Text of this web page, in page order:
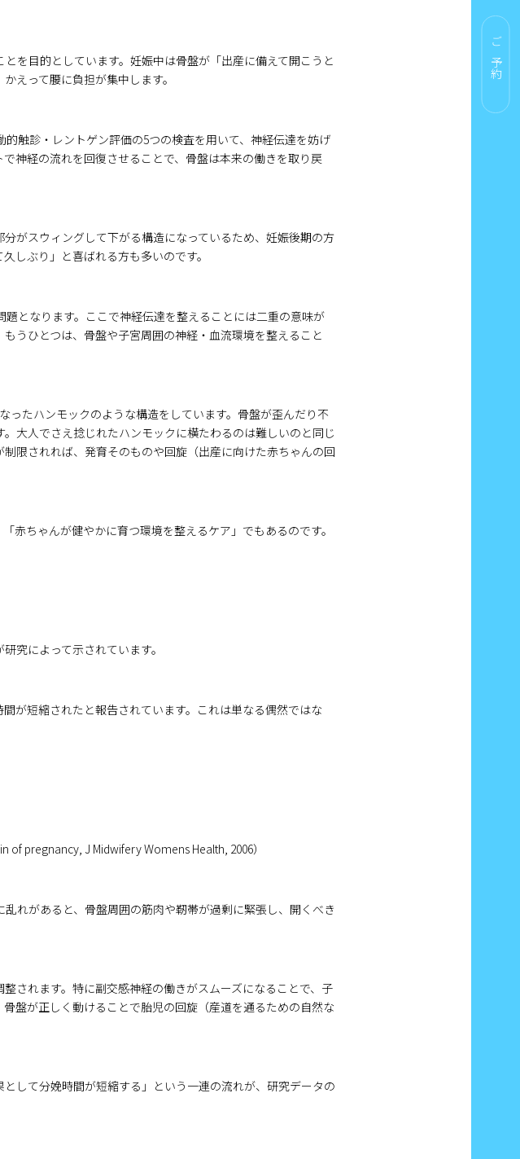
を目的としています。妊娠中は骨盤が「出産に備えて開こうと
えって腰に負担が集中します。
触診・レントゲン評価の5つの検査を用いて、神経伝達を妨げ
神経の流れを回復させることで、骨盤は本来の働きを取り戻
がスウィングして下がる構造になっているため、妊娠後期の方
しぶり」と喜ばれる方も多いのです。
となります。ここで神経伝達を整えることには二重の意味が
うひとつは、骨盤や子宮周囲の神経・血流環境を整えること
ったハンモックのような構造をしています。骨盤が歪んだり不
大人でさえ捻じれたハンモックに横たわるのは難しいのと同じ
限されれば、発育そのものや回旋（出産に向けた赤ちゃんの回
赤ちゃんが健やかに育つ環境を整えるケア」でもあるのです。
究によって示されています。
が短縮されたと報告されています。これは単なる偶然ではな
of pregnancy, J Midwifery Womens Health, 2006）
れがあると、骨盤周囲の筋肉や靭帯が過剰に緊張し、開くべき
されます。特に副交感神経の働きがスムーズになることで、子
盤が正しく動けることで胎児の回旋（産道を通るための自然な
して分娩時間が短縮する」という一連の流れが、研究データの
ご予約